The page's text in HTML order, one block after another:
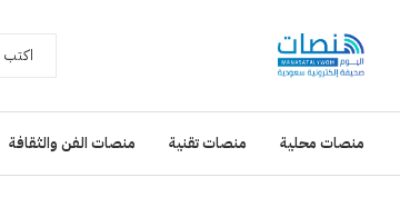
منصات محلية منصات تقنية منصات الفن والثقافة